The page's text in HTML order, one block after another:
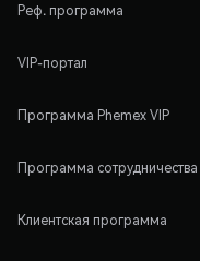
Реф. программа
VIP-портал
Программа Phemex VIP
Программа сотрудничества
Клиентская программа